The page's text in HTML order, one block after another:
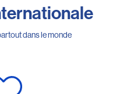
dans le monde